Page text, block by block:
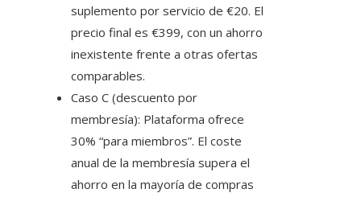
suplemento por servicio de €20. El
precio final es €399, con un ahorro
inexistente frente a otras ofertas
comparables.
Caso C (descuento por
membresía): Plataforma ofrece
30% “para miembros”. El coste
anual de la membresía supera el
ahorro en la mayoría de compras